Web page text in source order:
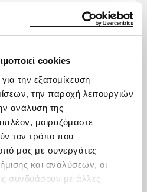
cookies
την εξατομίκευση
την παροχή λειτουργιών
ανάλυση της
μοιραζόμαστε
τον τρόπο που
μας με συνεργάτες
και αναλύσεων, οι
συνδυάσουν με άλλες
Karenta A.E. μπορεί
προσωπικά μου